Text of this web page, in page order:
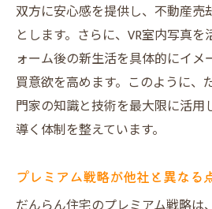
売主様にとってのリス
オークション参加の準
実際の成功事例に学ぶ
仲介手数料不要の直接買取
法
仲介手数料不要での売却
費用削減に貢献する具
双方に安心感を提供し、不動産売
とします。さらに、VR室内写真
ォーム後の新生活を具体的にイメ
買意欲を高めます。このように、
門家の知識と技術を最大限に活用
導く体制を整えています。
プレミアム戦略が他社と異なる